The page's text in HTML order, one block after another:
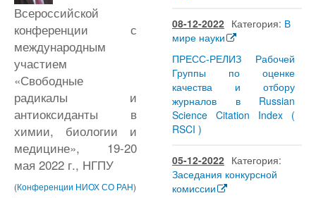
Всероссийской
конференции с
международным
участием
«Свободные
радикалы и
антиоксиданты в
химии, биологии и
медицине», 19-20
мая 2022 г., НГПУ
(Конференции НИОХ СО РАН)
08-12-2022 Категория: В
мире науки
ПРЕСС-РЕЛИЗ Рабочей
Группы по оценке
качества и отбору
журналов в Russian
Science Citation Index (
RSCI )
05-12-2022 Категория:
Заседания конкурсной
комиссии